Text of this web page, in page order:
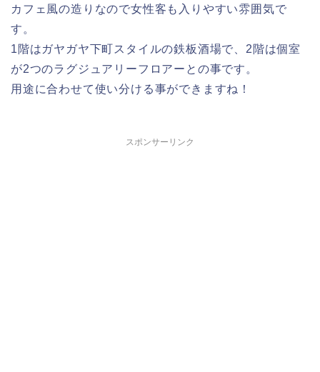
カフェ風の造りなので女性客も入りやすい雰囲気で
す。
1階はガヤガヤ下町スタイルの鉄板酒場で、2階は個室
が2つのラグジュアリーフロアーとの事です。
用途に合わせて使い分ける事ができますね！
スポンサーリンク